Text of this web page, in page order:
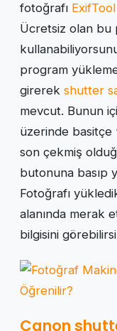
fotoğrafı ExifTool
Ücretsiz olan bu
program
girerek shutter
mevcut. Bunun
üzerinde basitçe
son çekmiş
butonuna basıp
Fotoğrafı
alanında merak
bilgisini
Canon